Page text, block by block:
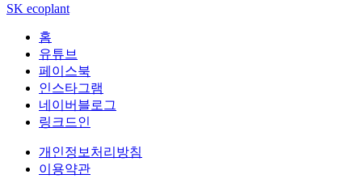
SK ecoplant
홈
유튜브
페이스북
인스타그램
네이버블로그
링크드인
개인정보처리방침
이용약관